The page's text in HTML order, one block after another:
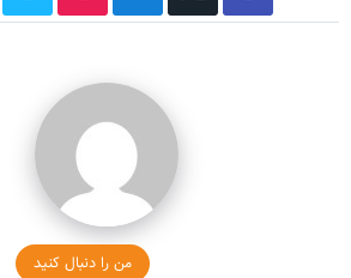
من را دنبال کنید